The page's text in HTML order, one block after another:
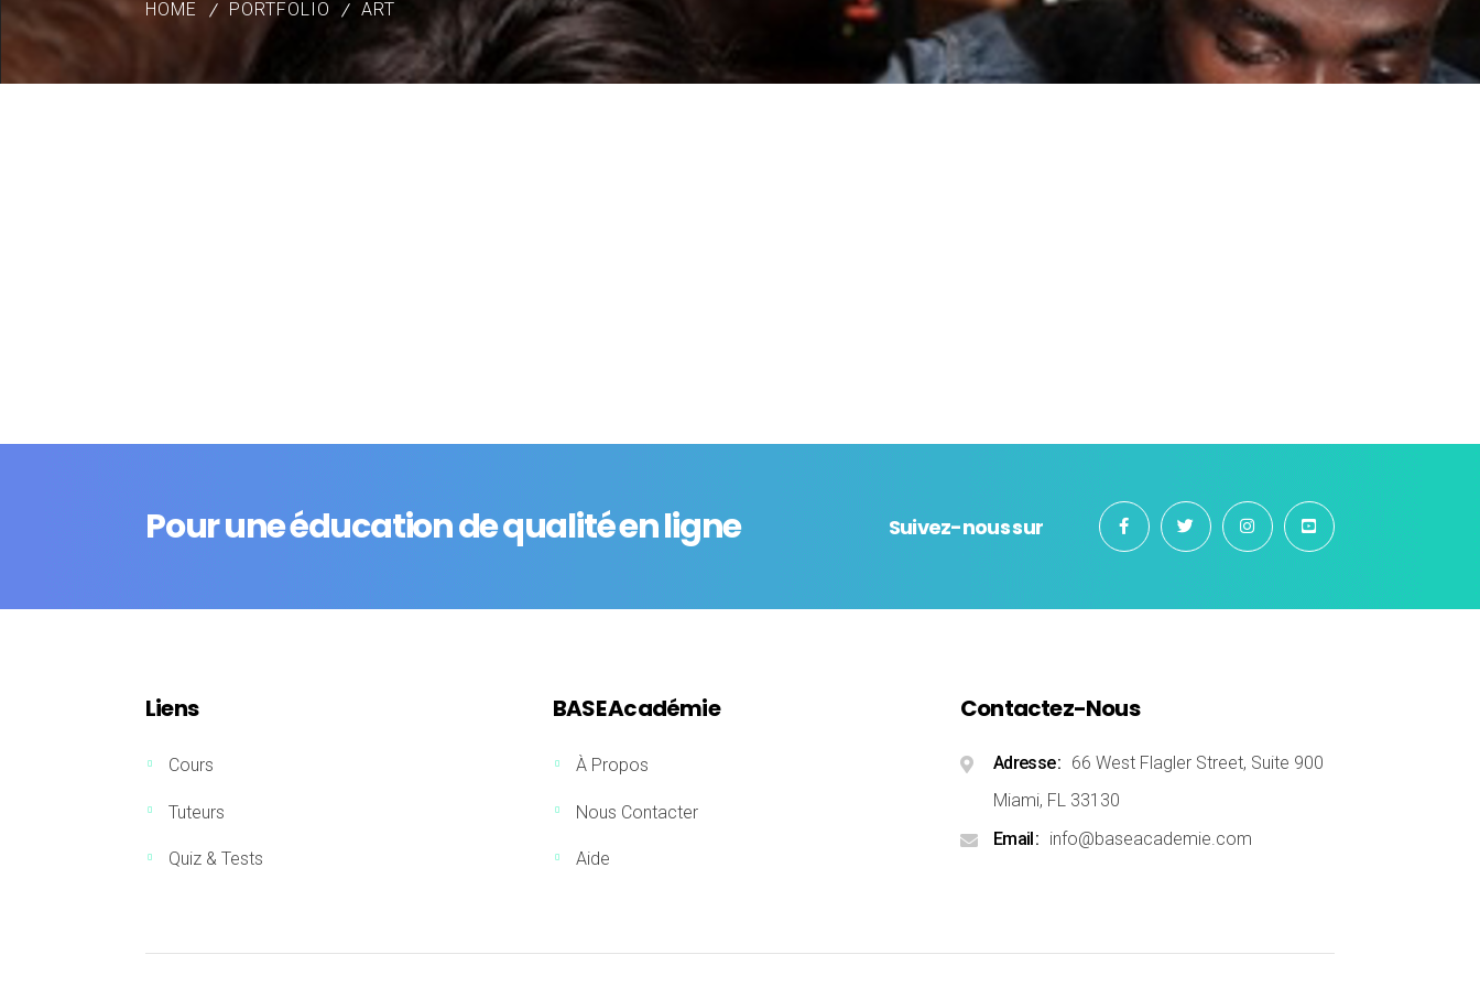
HOME PORTFOLIO ART
Pour une éducation de qualité en ligne Suivez-nous sur
Liens
Cours
Tuteurs
Quiz & Tests
BASE Académie
À Propos
Nous Contacter
Aide
Contactez-Nous
Adresse
66 West Flagler Street, Suite 900
Miami, FL 33130
Email
info@baseacademie.com